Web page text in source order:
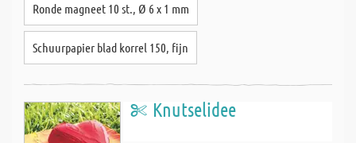
Ronde magneet 10 st., Ø 6 x 1 mm
Schuurpapier blad korrel 150, fijn
Knutselidee